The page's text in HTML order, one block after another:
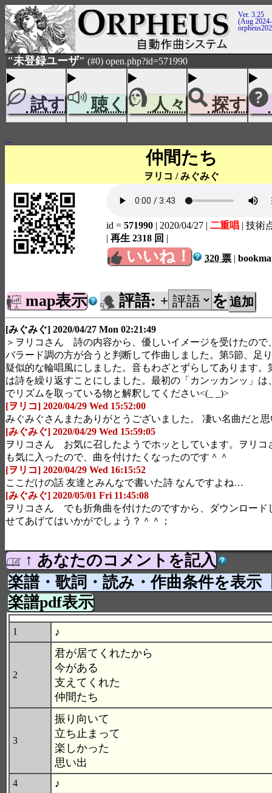
Ver. 3.25
(Aug
"未登録ユーザ" (#0) open.php?id=571990
試す 聴く 人々 探す
...
仲間たち
ヲリコ / みぐみぐ
id = 571990 | 2020/04/27 | 二重唱 | 技術
| 再生 2318 回 |
いいね！ 320 票 |
map表示 評語: + を
[みぐみぐ] 2020/04/27 Mon 02:21:49
＞ヲリコさん 詩の内容から、優しいイメージを受けたので
バラード調の方が合うと判断して作曲しました。第5節、足
疑似的な輪唱風にしました。音もわざとずらしてあります。
は詩を繰り返すことにしました。最初の「カンッカンッ」は
でリズムを取っている物と解釈してください<(_ _)>
[ヲリコ] 2020/04/29 Wed 15:52:00
みぐみぐさんまたありがとうございました。 凄い名曲だと
[みぐみぐ] 2020/04/29 Wed 15:59:05
ヲリコさん お気に召したようでホッとしています。ヲリコ
も気に入ったので、曲を付けたくなったのです＾＾
[ヲリコ] 2020/04/29 Wed 16:15:52
ここだけの話 友達とみんなで書いた詩 なんですよね…
[みぐみぐ] 2020/05/01 Fri 11:45:08
ヲリコさん でも折角曲を付けたのですから、ダウンロード
せてあげてはいかがでしょう？＾＾；
↑ あなたのコメントを記入
楽譜・歌詞・読み・作曲条件を表示
楽譜pdf表示
1 ♪
2
君が居てくれたから
今がある
支えてくれた
仲間たち
3
振り向いて
立ち止まって
楽しかった
思い出
4 ♪